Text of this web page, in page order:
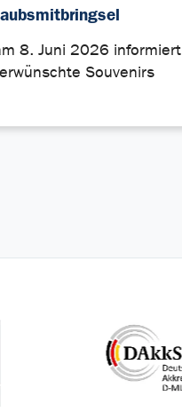
8. Juni 2026 informiert
Souvenirs